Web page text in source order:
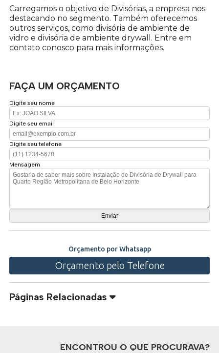
Carregamos o objetivo de Divisórias, a empresa nos
destacando no segmento. Também oferecemos
outros serviços, como divisória de ambiente de
vidro e divisória de ambiente drywall. Entre em
contato conosco para mais informações.
FAÇA UM ORÇAMENTO
Digite seu nome
Digite seu email
Digite seu telefone
Mensagem
Orçamento por Whatsapp
Orçamento pelo Telefone
Páginas Relacionadas
ENCONTROU O QUE PROCURAVA?